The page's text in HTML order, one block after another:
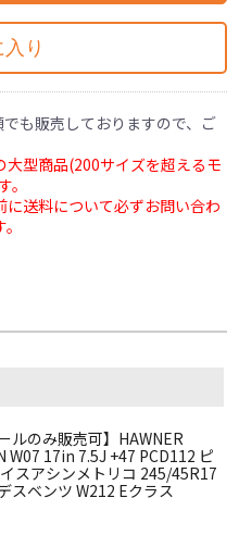
り
も販売しておりますので、ご
型商品(200サイズを超えるモ
送料について必ずお問い合わ
ルのみ販売可】HAWNER
W07 17in 7.5J +47 PCD112 ピ
スアシンメトリコ 245/45R17
スベンツ W212 Eクラス